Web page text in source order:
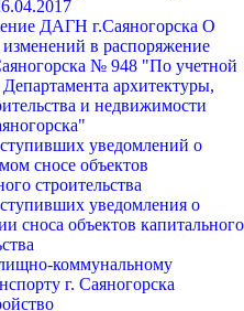
ДАГН г.Саяногорска О
в распоряжение
№ 948 "По учетной
архитектуры,
и недвижимости
уведомлений о
сносе объектов
строительства
уведомления о
сноса объектов капитального
коммунальному
г. Саяногорска